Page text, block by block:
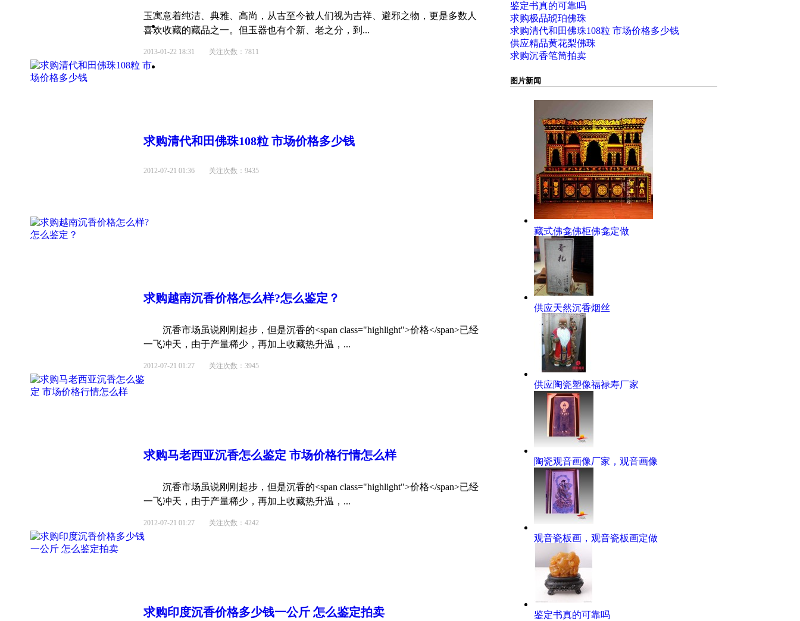
玉寓意着纯洁、典雅、高尚，从古至今被人们视为吉祥、避邪之物，更是多数人
喜欢收藏的藏品之一。但玉器也有个新、老之分，到...
2013-01-22 18:31 关注次数：7811
求购清代和田佛珠108粒 市场价格多少钱
2012-07-21 01:36 关注次数：9435
求购越南沉香价格怎么样?怎么鉴定？
沉香市场虽说刚刚起步，但是沉香的<span class="highlight">价格</span>已经
一飞冲天，由于产量稀少，再加上收藏热升温，...
2012-07-21 01:27 关注次数：3945
求购马老西亚沉香怎么鉴定 市场价格行情怎么样
沉香市场虽说刚刚起步，但是沉香的<span class="highlight">价格</span>已经
一飞冲天，由于产量稀少，再加上收藏热升温，...
2012-07-21 01:27 关注次数：4242
求购印度沉香价格多少钱一公斤 怎么鉴定拍卖
鉴定书真的可靠吗
求购极品琥珀佛珠
求购清代和田佛珠108粒 市场价格多少钱
供应精品黄花梨佛珠
求购沉香笔筒拍卖
图片新闻
藏式佛龛佛柜佛龛定做
供应天然沉香烟丝
供应陶瓷塑像福禄寿厂家
陶瓷观音画像厂家，观音画像
观音瓷板画，观音瓷板画定做
鉴定书真的可靠吗